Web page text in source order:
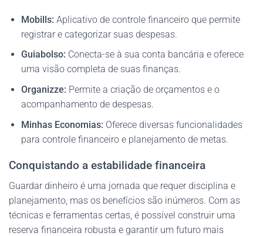
Mobills: Aplicativo de controle financeiro que permite
registrar e categorizar suas despesas.
Guiabolso: Conecta-se à sua conta bancária e oferece
uma visão completa de suas finanças.
Organizze: Permite a criação de orçamentos e o
acompanhamento de despesas.
Minhas Economias: Oferece diversas funcionalidades
para controle financeiro e planejamento de metas.
Conquistando a estabilidade financeira
Guardar dinheiro é uma jornada que requer disciplina e
planejamento, mas os benefícios são inúmeros. Com as
técnicas e ferramentas certas, é possível construir uma
reserva financeira robusta e garantir um futuro mais